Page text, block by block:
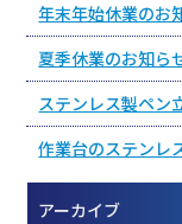
年末年始休業のお
夏季休業のお知ら
ステンレス製ペン
作業台のステンレ
アーカイブ